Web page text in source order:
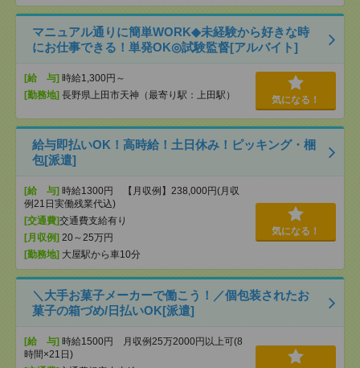
マニュアル通りに簡単WORK◆未経験から好きな時
にお仕事できる！単発OK◎試験監督[アルバイト]
[給 与] 時給1,300円～
[勤務地] 長野県上田市天神（最寄り駅：上田駅） 気になる！
給与即払いOK！高時給！土日休み！ピッキング・梱
包[派遣]
[給 与] 時給1300円 【月収例】238,000円(月収
例21日実働残業代込)
[交通費]交通費支給有り
[月収例] 20～25万円
[勤務地] 大屋駅から車10分
気になる！
＼大手お菓子メーカーで働こう！／個包装されたお
菓子の箱づめ/日払いOK[派遣]
[給 与] 時給1500円 月収例25万2000円以上可(8
時間×21日)